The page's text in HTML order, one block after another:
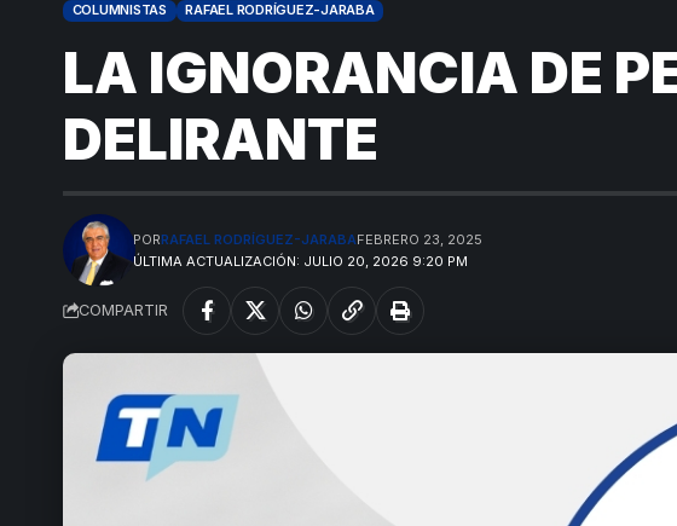
COLUMNISTAS RAFAEL RODRÍGUEZ-JARABA
LA IGNORANCIA DE
DELIRANTE
ÚLTIMA ACTUALIZACIÓN: JULIO 20, 2026 9:20 PM
PORRAFAEL RODRÍGUEZ-JARABAFEBRERO 23, 2025
COMPARTIR